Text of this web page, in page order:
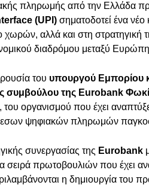
πληρωμής από την Ελλάδα
(UPI) σηματοδοτεί ένα νέο
χωρών, αλλά και στη στρατηγική
διαδρόμου μεταξύ
του υπουργού Εμπορίου
συμβούλου της Eurobank
οργανισμού που έχει
ψηφιακών πληρωμών
συνεργασίας της Eurobank
σειρά πρωτοβουλιών που έχει
η δημιουργία του